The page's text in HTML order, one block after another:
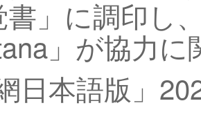
書」に調印し
」が協力
日本語版」